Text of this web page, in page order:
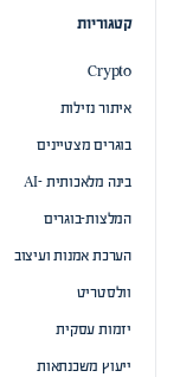
קטגוריות
Crypto
איתור נזילות
בוגרים מצטיינים
בינה מלאכותית -AI
המלצות-בוגרים
הערכת אמנות ועיצוב
וולסטריט
יזמות עסקית
ייעוץ משכנתאות